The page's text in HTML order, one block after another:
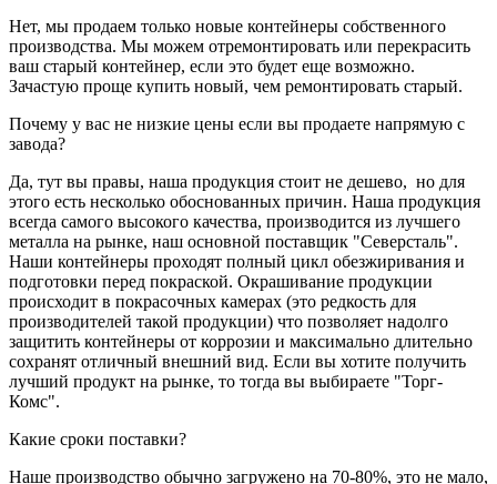
Нет, мы продаем только новые контейнеры собственного
производства. Мы можем отремонтировать или перекрасить
ваш старый контейнер, если это будет еще возможно.
Зачастую проще купить новый, чем ремонтировать старый.
Почему у вас не низкие цены если вы продаете напрямую с
завода?
Да, тут вы правы, наша продукция стоит не дешево, но для
этого есть несколько обоснованных причин. Наша продукция
всегда самого высокого качества, производится из лучшего
металла на рынке, наш основной поставщик "Северсталь".
Наши контейнеры проходят полный цикл обезжиривания и
подготовки перед покраской. Окрашивание продукции
происходит в покрасочных камерах (это редкость для
производителей такой продукции) что позволяет надолго
защитить контейнеры от коррозии и максимально длительно
сохранят отличный внешний вид. Если вы хотите получить
лучший продукт на рынке, то тогда вы выбираете "Торг-
Комс".
Какие сроки поставки?
Наше производство обычно загружено на 70-80%, это не мало,